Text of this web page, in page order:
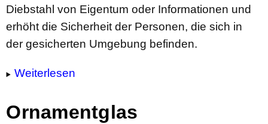
Diebstahl von Eigentum oder Informationen und
erhöht die Sicherheit der Personen, die sich in
der gesicherten Umgebung befinden.
Weiterlesen
Ornamentglas